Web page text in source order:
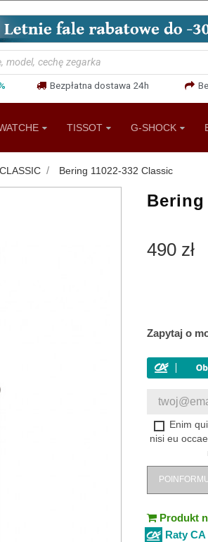
Bezpłatna dostawa 24h
TISSOT G-SHOCK
CLASSIC Bering 11022-332 Classic
Bering
490 zł
Zapytaj o
Enim
nisi eu
Produkt
Raty CA